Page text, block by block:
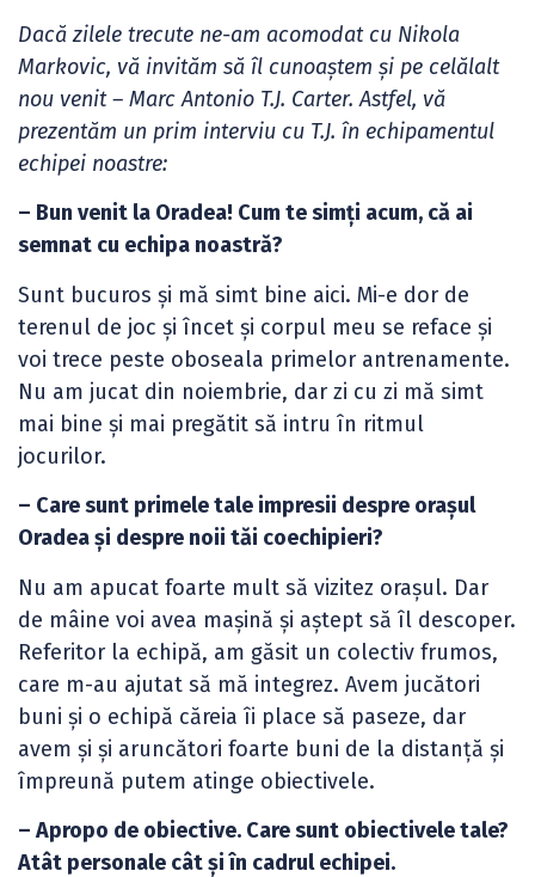
Dacă zilele trecute ne-am acomodat cu Nikola
Markovic, vă invităm să îl cunoaștem și pe celălalt
nou venit – Marc Antonio T.J. Carter. Astfel, vă
prezentăm un prim interviu cu T.J. în echipamentul
echipei noastre:
– Bun venit la Oradea! Cum te simți acum, că ai
semnat cu echipa noastră?
Sunt bucuros și mă simt bine aici. Mi-e dor de
terenul de joc și încet și corpul meu se reface și
voi trece peste oboseala primelor antrenamente.
Nu am jucat din noiembrie, dar zi cu zi mă simt
mai bine și mai pregătit să intru în ritmul
jocurilor.
– Care sunt primele tale impresii despre orașul
Oradea și despre noii tăi coechipieri?
Nu am apucat foarte mult să vizitez orașul. Dar
de mâine voi avea mașină și aștept să îl descoper.
Referitor la echipă, am găsit un colectiv frumos,
care m-au ajutat să mă integrez. Avem jucători
buni și o echipă căreia îi place să paseze, dar
avem și și aruncători foarte buni de la distanță și
împreună putem atinge obiectivele.
– Apropo de obiective. Care sunt obiectivele tale?
Atât personale cât și în cadrul echipei.